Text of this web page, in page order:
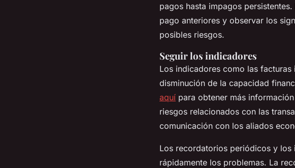
pagos hasta impagos
pago anteriores y observar los
posibles riesgos.
Seguir los indicadores
Los indicadores como las
disminución de la capacidad
aquí para obtener más
riesgos relacionados con las
comunicación con los aliados
Los recordatorios periódicos y
rápidamente los problemas. La